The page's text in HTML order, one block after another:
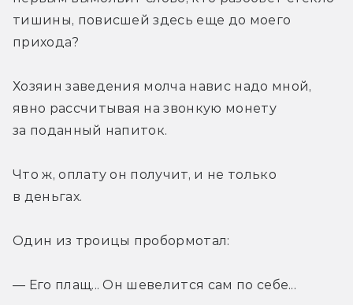
тишины, повисшей здесь еще до моего
прихода?
Хозяин заведения молча навис надо мной,
явно рассчитывая на звонкую монету
за поданный напиток.
Что ж, оплату он получит, и не только
в деньгах.
Один из троицы пробормотал:
— Его плащ... Он шевелится сам по себе...